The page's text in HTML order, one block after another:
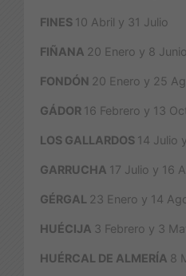
FINES 10 Abril y 31 Julio
FIÑANA 20 Enero y 8 Junio
FONDÓN 20 Enero y 25
GÁDOR 16 Febrero y 13
LOS GALLARDOS 14 Julio
GARRUCHA 17 Julio y 16
GÉRGAL 23 Enero y 14
HUÉCIJA 3 Febrero y 3
HUÉRCAL DE ALMERÍA 8